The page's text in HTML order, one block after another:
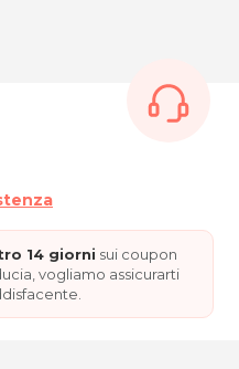
14 giorni sui coupon
vogliamo assicurarti